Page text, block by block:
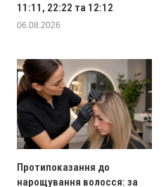
11:11, 22:22 та 12:12
06.08.2026
Протипоказання до
нарощування волосся: за